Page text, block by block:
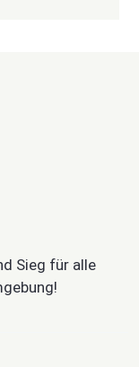
Sieg für alle